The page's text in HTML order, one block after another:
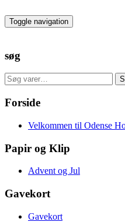
to
the
Toggle navigation
søg
Søg
efter:
Forside
Velkommen til Odense
Papir og Klip
Advent og Jul
Gavekort
Gavekort